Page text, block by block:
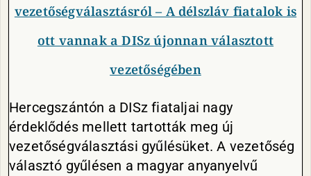
vezetőségválasztásról – A délszláv fiatalok is
ott vannak a DISz újonnan választott
vezetőségében
Hercegszántón a DISz fiataljai nagy
érdeklődés mellett tartották meg új
vezetőségválasztási gyűlésüket. A vezetőség
választó gyűlésen a magyar anyanyelvű